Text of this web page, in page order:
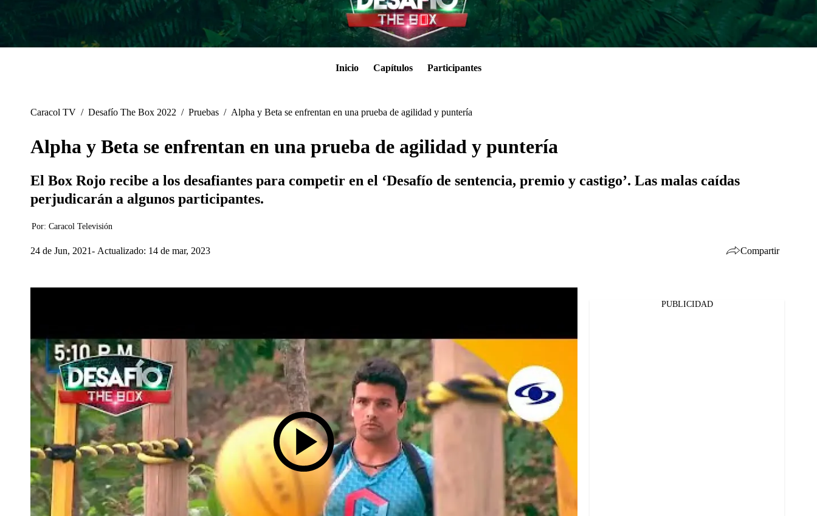
Inicio Capítulos Participantes
Caracol TV / Desafío The Box 2022 / Pruebas / Alpha y Beta se enfrentan en una prueba de agilidad y puntería
Alpha y Beta se enfrentan en una prueba de agilidad y puntería
El Box Rojo recibe a los desafiantes para competir en el ‘Desafío de sentencia, premio y castigo’. Las malas caídas
perjudicarán a algunos participantes.
Por: Caracol Televisión
24 de Jun, 2021 Actualizado: 14 de mar, 2023 Compartir
Whatsapp
PUBLICIDAD